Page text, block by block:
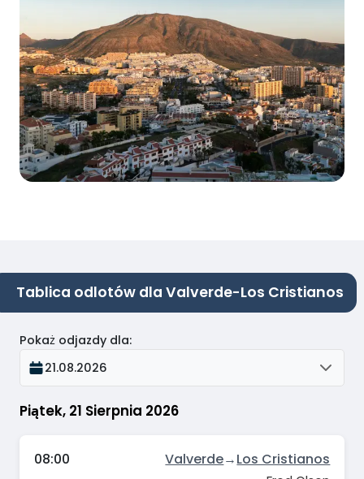
Tablica odlotów dla Valverde-Los Cristianos
Piątek, 21 Sierpnia 2026
Pokaż odjazdy dla:
21.08.2026
08:00 Valverde→Los Cristianos